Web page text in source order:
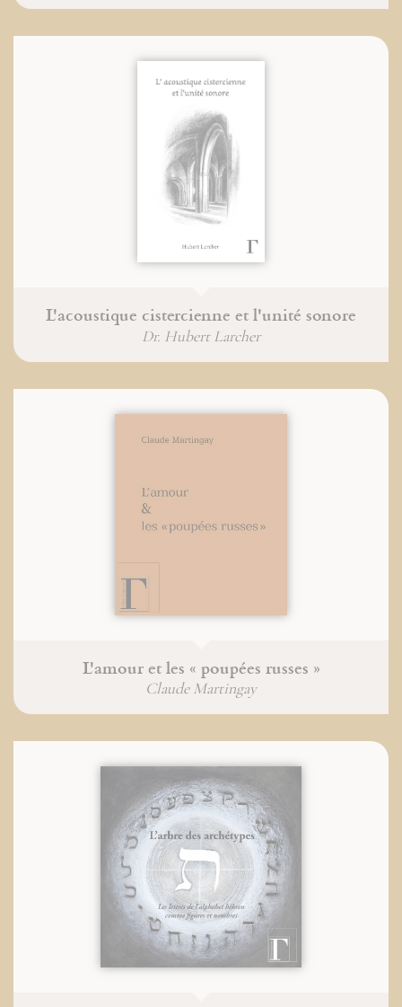
L'acoustique cistercienne et l'unité sonore
Dr. Hubert Larcher
L'amour et les « poupées russes »
Claude Martingay